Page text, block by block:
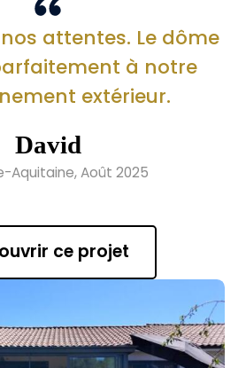
attentes. Le dôme
à notre
extérieur.
David
Aquitaine, Août 2025
ce projet